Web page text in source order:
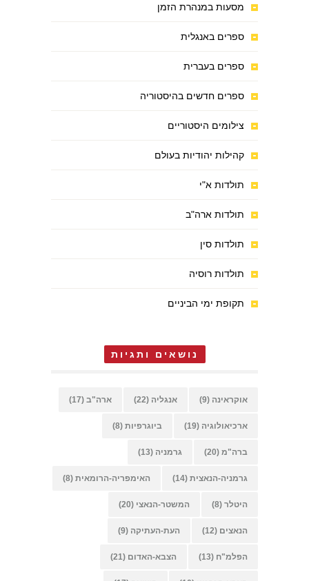
מסעות במנהרת הזמן
ספרים באנגלית
ספרים בעברית
ספרים חדשים בהיסטוריה
צילומים היסטוריים
קהילות יהודיות בעולם
תולדות א"י
תולדות ארה"ב
תולדות סין
תולדות רוסיה
תקופת ימי הביניים
נושאים ותגיות
אוקראינה (9) אנגליה (22) ארה"ב (17)
ארכיאולוגיה (19) ביוגרפיות (8)
ברה"מ (20) גרמניה (13)
גרמניה-הנאצית (14) האימפריה-הרומאית (8)
היטלר (8) המשטר-הנאצי (20)
הנאצים (12) העת-העתיקה (9)
הפלמ"ח (13) הצבא-האדום (21)